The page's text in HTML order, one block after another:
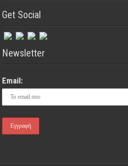
Get Social
Newsletter
Email: